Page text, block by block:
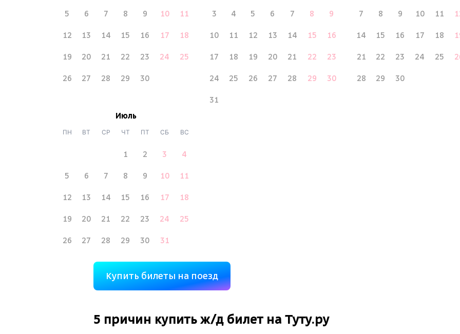
5 6 7 8 9 10 11
12 13 14 15 16 17 18
19 20 21 22 23 24 25
26 27 28 29 30
3 4 5 6 7 8 9
10 11 12 13 14 15 16
17 18 19 20 21 22 23
24 25 26 27 28 29 30
31
7 8 9 10 11
14 15 16 17 18
21 22 23 24 25
28 29 30
Июль
ПН ВТ СР ЧТ ПТ СБ ВС
1 2 3 4
5 6 7 8 9 10 11
12 13 14 15 16 17 18
19 20 21 22 23 24 25
26 27 28 29 30 31
Купить билеты на поезд
5 причин купить ж/дбилет на Туту.ру